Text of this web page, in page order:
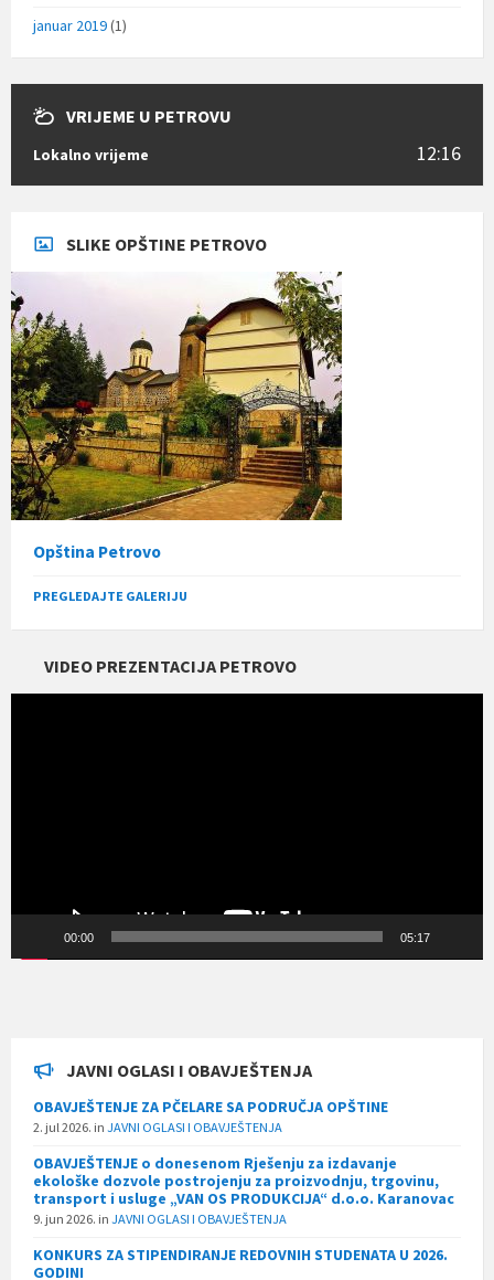
januar 2019(1)
VRIJEME U PETROVU
Lokalno vrijeme 12:16
SLIKE OPŠTINE PETROVO
Opština Petrovo
PREGLEDAJTE GALERIJU
VIDEO PREZENTACIJA PETROVO
00:00 05:17
JAVNI OGLASI I OBAVJEŠTENJA
OBAVJEŠTENJE ZA PČELARE SA PODRUČJA OPŠTINE
2. jul 2026. in JAVNI OGLASI I OBAVJEŠTENJA
OBAVJEŠTENJE o donesenom Rješenju za izdavanje
ekološke dozvole postrojenju za proizvodnju, trgovinu,
transport i usluge „VAN OS PRODUKCIJA“ d.o.o. Karanovac
9. jun 2026. in JAVNI OGLASI I OBAVJEŠTENJA
KONKURS ZA STIPENDIRANJE REDOVNIH STUDENATA U 2026.
GODINI